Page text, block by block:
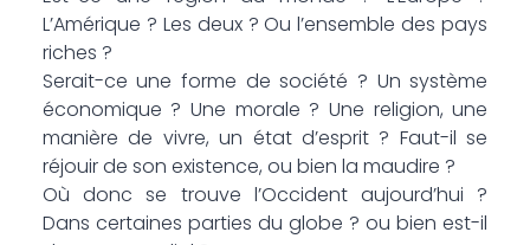
L’Amérique ? Les deux ? Ou l’ensemble des pays
riches ?
Serait-ce une forme de société ? Un système
économique ? Une morale ? Une religion, une
manière de vivre, un état d’esprit ? Faut-il se
réjouir de son existence, ou bien la maudire ?
Où donc se trouve l’Occident aujourd’hui ?
Dans certaines parties du globe ? ou bien est-il